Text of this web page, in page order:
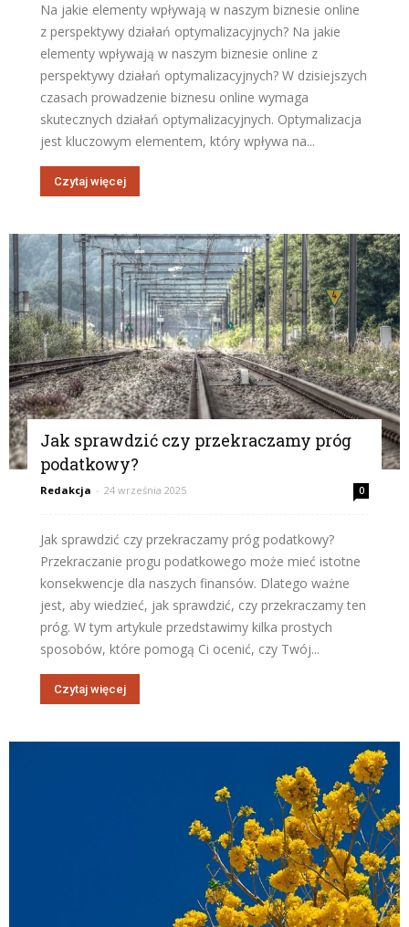
Na jakie elementy wpływają w naszym biznesie online
z perspektywy działań optymalizacyjnych? Na jakie
elementy wpływają w naszym biznesie online z
perspektywy działań optymalizacyjnych? W dzisiejszych
czasach prowadzenie biznesu online wymaga
skutecznych działań optymalizacyjnych. Optymalizacja
jest kluczowym elementem, który wpływa na...
Czytaj więcej
Jak sprawdzić czy przekraczamy próg
podatkowy?
Redakcja - 24 września 2025 0
Jak sprawdzić czy przekraczamy próg podatkowy?
Przekraczanie progu podatkowego może mieć istotne
konsekwencje dla naszych finansów. Dlatego ważne
jest, aby wiedzieć, jak sprawdzić, czy przekraczamy ten
próg. W tym artykule przedstawimy kilka prostych
sposobów, które pomogą Ci ocenić, czy Twój...
Czytaj więcej